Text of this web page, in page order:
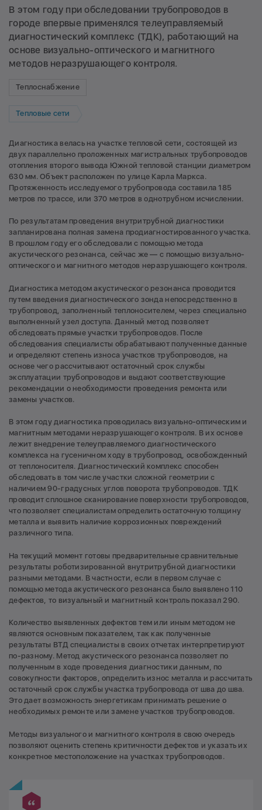
В этом году при обследовании трубопроводов в
городе впервые применялся телеуправляемый
диагностический комплекс (ТДК), работающий на
основе визуально-оптического и магнитного
методов неразрушающего контроля.
Теплоснабжение
Тепловые сети
Диагностика велась на участке тепловой сети, состоящей из
двух параллельно проложенных магистральных трубопроводов
отопления второго вывода Южной тепловой станции диаметром
630 мм. Объект расположен по улице Карла Маркса.
Протяженность исследуемого трубопровода составила 185
метров по трассе, или 370 метров в однотрубном исчислении.
По результатам проведения внутритрубной диагностики
запланирована полная замена продиагностированного участка.
В прошлом году его обследовали с помощью метода
акустического резонанса, сейчас же — с помощью визуально-
оптического и магнитного методов неразрушающего контроля.
Диагностика методом акустического резонанса проводится
путем введения диагностического зонда непосредственно в
трубопровод, заполненный теплоносителем, через специально
выполненный узел доступа. Данный метод позволяет
обследовать прямые участки трубопроводов. После
обследования специалисты обрабатывают полученные данные
и определяют степень износа участков трубопроводов, на
основе чего рассчитывают остаточный срок службы
эксплуатации трубопроводов и выдают соответствующие
рекомендации о необходимости проведения ремонта или
замены участков.
В этом году диагностика проводилась визуально-оптическим и
магнитным методами неразрушающего контроля. В их основе
лежит внедрение телеуправляемого диагностического
комплекса на гусеничном ходу в трубопровод, освобожденный
от теплоносителя. Диагностический комплекс способен
обследовать в том числе участки сложной геометрии с
наличием 90-градусных углов поворота трубопроводов. ТДК
проводит сплошное сканирование поверхности трубопроводов,
что позволяет специалистам определить остаточную толщину
металла и выявить наличие коррозионных повреждений
различного типа.
На текущий момент готовы предварительные сравнительные
результаты роботизированной внутритрубной диагностики
разными методами. В частности, если в первом случае с
помощью метода акустического резонанса было выявлено 110
дефектов, то визуальный и магнитный контроль показал 290.
Количество выявленных дефектов тем или иным методом не
являются основным показателем, так как полученные
результаты ВТД специалисты в своих отчетах интерпретируют
по-разному. Метод акустического резонанса позволяет по
полученным в ходе проведения диагностики данным, по
совокупности факторов, определить износ металла и рассчитать
остаточный срок службы участка трубопровода от шва до шва.
Это дает возможность энергетикам принимать решение о
необходимых ремонте или замене участков трубопроводов.
Методы визуального и магнитного контроля в свою очередь
позволяют оценить степень критичности дефектов и указать их
конкретное местоположение на участках трубопроводов.